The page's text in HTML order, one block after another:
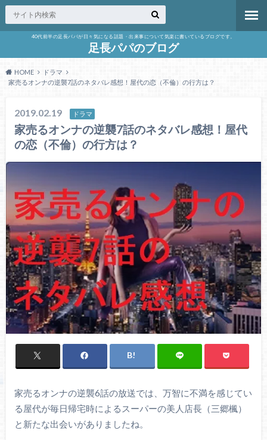
40代前半の足長パパが日々気になる話題・出来事について気楽に書いているブログです。
足長パパのブログ
HOME
ドラマ
家売るオンナの逆襲7話のネタバレ感想！屋代の恋（不倫）の行方は？
2019.02.19 ドラマ
家売るオンナの逆襲7話のネタバレ感想！屋代
の恋（不倫）の行方は？
家売るオンナの逆襲6話の放送では、万智に不満を感じてい
る屋代が毎日帰宅時によるスーパーの美人店長（三郷楓）
と新たな出会いがありましたね。